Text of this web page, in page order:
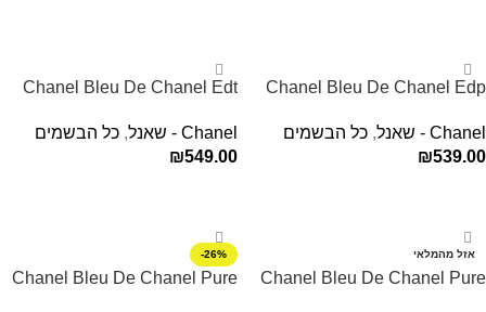
Chanel Bleu De Chanel Edp
Chanel - שאנל
, כל הבשמים
₪539.00
Chanel Bleu De Chanel Edt
Chanel - שאנל
, כל הבשמים
₪549.00
אזל מהמלאי
Chanel Bleu De Chanel Pure
-26%
Chanel Bleu De Chanel Pure